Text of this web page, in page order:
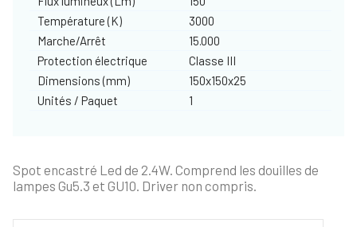
Température (K)
3000
Marche/Arrêt
15.000
Protection électrique
Classe III
Dimensions (mm)
150x150x25
Unités / Paquet
1
Spot encastré Led de 2.4W. Comprend les douilles de
lampes Gu5.3 et GU10. Driver non compris.